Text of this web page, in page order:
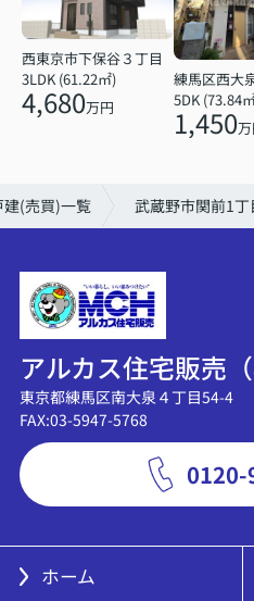
西東京市下保谷３丁目
3LDK (61.22㎡)
4,680万円
練馬区西大
5DK (73.84
1,450
(売買)一覧 武蔵野市関前1
アルカス住宅販売
東京都練馬区南大泉４丁目54-4
FAX:03-5947-5768
ホーム